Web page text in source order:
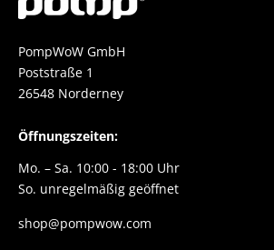
PompWoW GmbH
Poststraße 1
26548 Norderney
Öffnungszeiten:
Mo. – Sa. 10:00 - 18:00 Uhr
So. unregelmäßig geöffnet
shop@pompwow.com